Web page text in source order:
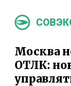
Москва
ОТЛК: